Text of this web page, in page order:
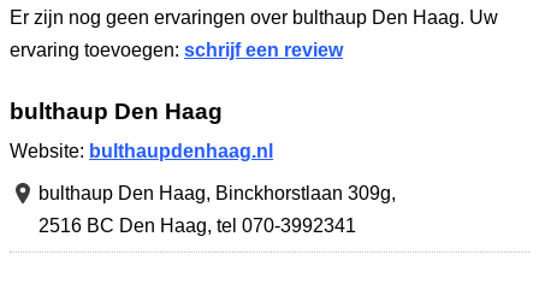
Er zijn nog geen ervaringen over bulthaup Den Haag. Uw
ervaring toevoegen: schrijf een review
bulthaup Den Haag
Website: bulthaupdenhaag.nl
bulthaup Den Haag, Binckhorstlaan 309g,
2516 BC Den Haag, tel 070-3992341